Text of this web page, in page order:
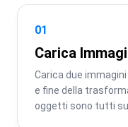
01
Carica
Carica due
e fine della
oggetti sono tutti